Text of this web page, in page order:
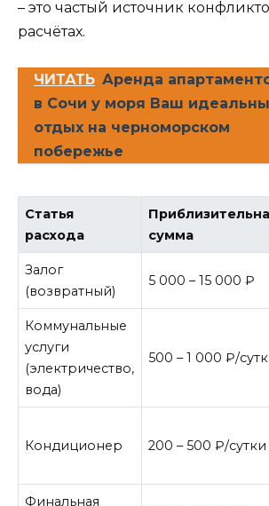
– это частый источник
расчётах.
ЧИТАТЬ Аренда
в Сочи у моря Ваш
отдых на черноморском
побережье
Статья
расхода
сумма
Залог
(возвратный)
5 000 – 15 000 ₽
Коммунальные
услуги
(электричество,
вода)
500 – 1 000 ₽/
Кондиционер 200 – 500 ₽/сутки
Финальная